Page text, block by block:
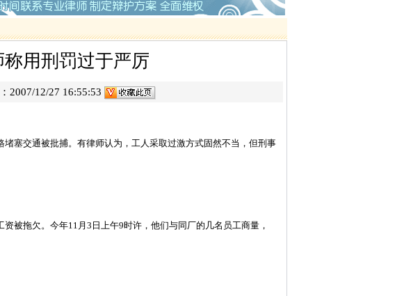
·追债被控绑架、非法拘禁罪案
·肇庆巨额网络赌博罪案
用刑罚过于严厉
2007/12/27 16:55:53
塞交通被批捕。有律师认为，工人采取过激方式固然不当，但刑事
拖欠。今年11月3日上午9时许，他们与同厂的几名员工商量，